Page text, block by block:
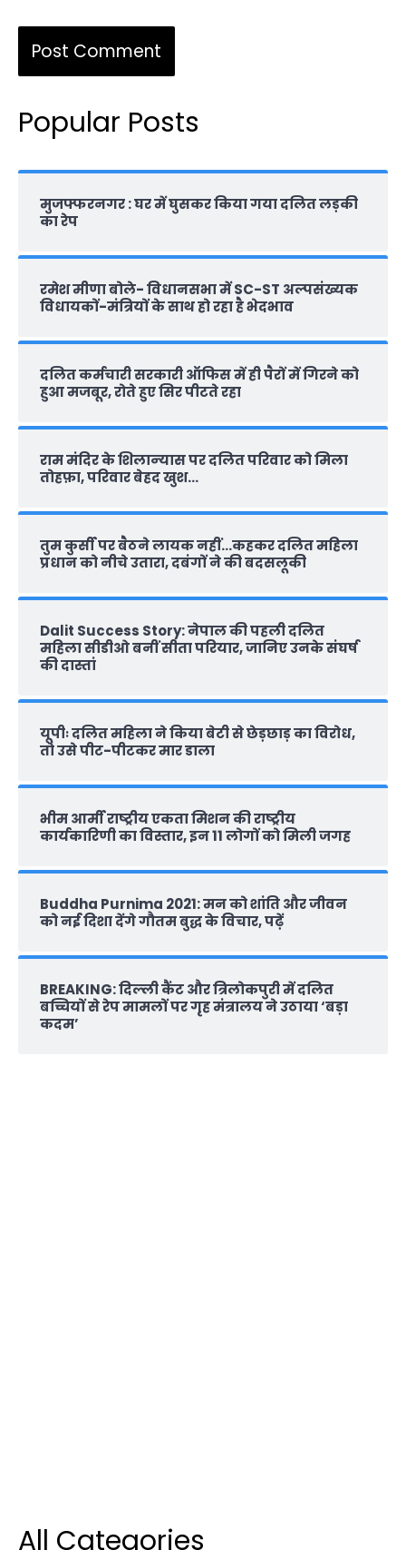
Popular Posts
मुजफ्फरनगर : घर में घुसकर किया गया दलित लड़की
का रेप
रमेश मीणा बोले- विधानसभा में SC-ST अल्पसंख्यक
विधायकों-मंत्रियों के साथ हो रहा है भेदभाव
दलित कर्मचारी सरकारी ऑफ‍िस में ही पैरों में गिरने को
हुआ मजबूर, रोते हुए सिर पीटते रहा
राम मंदिर के शिलान्‍यास पर दलित परिवार को मिला
तोहफ़ा, परिवार बेहद खुश…
तुम कुर्सी पर बैठने लायक नहीं…कहकर दलित महिला
प्रधान को नीचे उतारा, दबंगों ने की बदसलूकी
Dalit Success Story: नेपाल की पहली दलित
महिला सीडीओ बनीं सीता परियार, जानिए उनके संघर्ष
की दास्‍तां
यूपीः दलित महिला ने किया बेटी से छेड़छाड़ का विरोध,
तो उसे पीट-पीटकर मार डाला
भीम आर्मी राष्‍ट्रीय एकता मिशन की राष्‍ट्रीय
कार्यकारिणी का विस्तार, इन 11 लोगों को मिली जगह
Buddha Purnima 2021: मन को शांति और जीवन
को नई दिशा देंगे गौतम बुद्ध के विचार, पढ़ें
BREAKING: दिल्‍ली कैंट और त्रिलोकपुरी में दलित
बच्चियों से रेप मामलों पर गृह मंत्रालय ने उठाया ‘बड़ा
कदम’
All Categories